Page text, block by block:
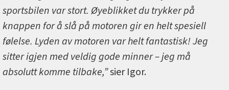
sportsbilen var stort. Øyeblikket du trykker på
knappen for å slå på motoren gir en helt spesiell
følelse. Lyden av motoren var helt fantastisk! Jeg
sitter igjen med veldig gode minner – jeg må
absolutt komme tilbake,”sier Igor.